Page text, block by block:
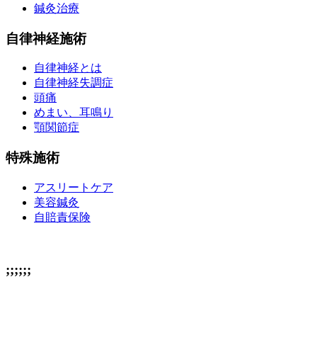
鍼灸治療
自律神経施術
自律神経とは
自律神経失調症
頭痛
めまい、耳鳴り
顎関節症
特殊施術
アスリートケア
美容鍼灸
自賠責保険
;;;;;;